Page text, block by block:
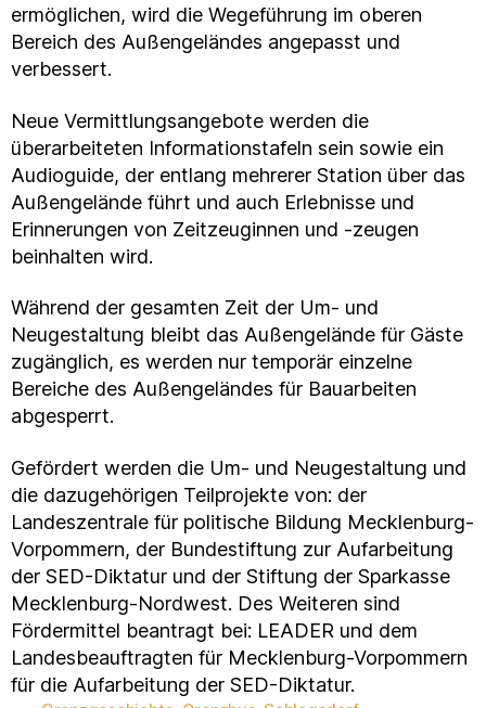
ermöglichen, wird die Wegeführung im oberen
Bereich des Außengeländes angepasst und
verbessert.
Neue Vermittlungsangebote werden die
überarbeiteten Informationstafeln sein sowie ein
Audioguide, der entlang mehrerer Station über das
Außengelände führt und auch Erlebnisse und
Erinnerungen von Zeitzeuginnen und -zeugen
beinhalten wird.
Während der gesamten Zeit der Um- und
Neugestaltung bleibt das Außengelände für Gäste
zugänglich, es werden nur temporär einzelne
Bereiche des Außengeländes für Bauarbeiten
abgesperrt.
Gefördert werden die Um- und Neugestaltung und
die dazugehörigen Teilprojekte von: der
Landeszentrale für politische Bildung Mecklenburg-
Vorpommern, der Bundestiftung zur Aufarbeitung
der SED-Diktatur und der Stiftung der Sparkasse
Mecklenburg-Nordwest. Des Weiteren sind
Fördermittel beantragt bei: LEADER und dem
Landesbeauftragten für Mecklenburg-Vorpommern
für die Aufarbeitung der SED-Diktatur.